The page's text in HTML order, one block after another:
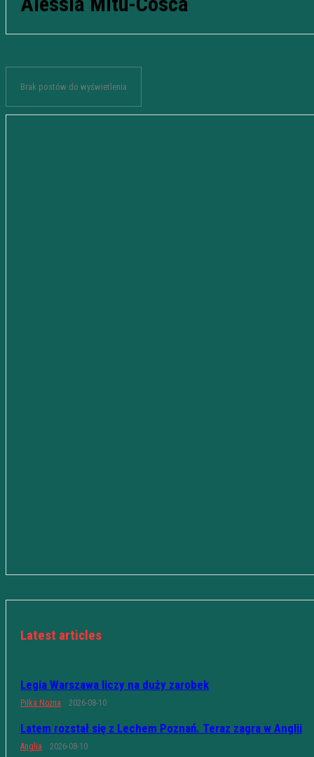
Brak postów do wyświetlenia
Latest articles
Legia Warszawa liczy na duży zarobek
Piłka Nożna 2026-08-10
Latem rozstał się z Lechem Poznań. Teraz zagra w Anglii
Anglia 2026-08-10